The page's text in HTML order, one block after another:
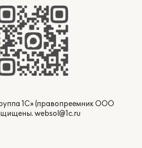
1С» (правопреемник ООО
websol@1c.ru